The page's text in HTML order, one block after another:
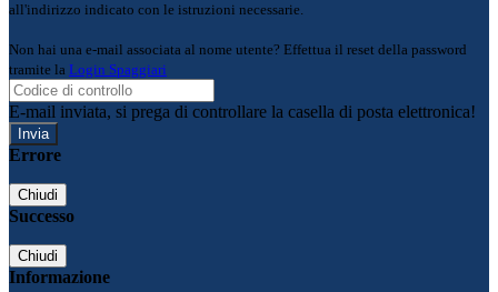
all'indirizzo indicato con le istruzioni necessarie.
Non hai una e-mail associata al nome utente? Effettua il reset della password
tramite la Login Spaggiari
E-mail inviata, si prega di controllare la casella di posta elettronica!
Errore
Chiudi
Successo
Chiudi
Informazione